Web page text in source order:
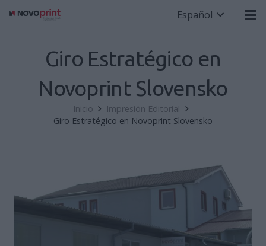
Español
Giro Estratégico en
Novoprint Slovensko
Inicio
Impresión Editorial
Giro Estratégico en Novoprint Slovensko